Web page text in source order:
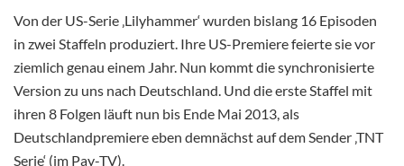
Von der US-Serie ‚Lilyhammer‘ wurden bislang 16 Episoden
in zwei Staffeln produziert. Ihre US-Premiere feierte sie vor
ziemlich genau einem Jahr. Nun kommt die synchronisierte
Version zu uns nach Deutschland. Und die erste Staffel mit
ihren 8 Folgen läuft nun bis Ende Mai 2013, als
Deutschlandpremiere eben demnächst auf dem Sender ‚TNT
Serie‘ (im Pay-TV).